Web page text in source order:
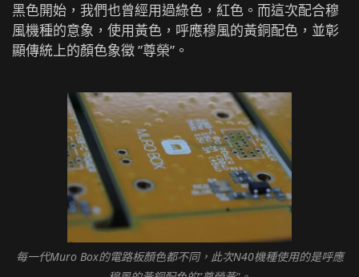
黑色開始，我們也曾經用過綠色，紅色。而這次配合穆
風機種的意象，使用黃色，呼應穆風的黃銅配色，並彰
顯傳統上的顏色象徵 ”尊榮”。
每一代Muro Box的電路板顏色都不同，此次N40機種使用的是呼應